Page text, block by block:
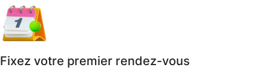
Fixez votre premier rendez-vous